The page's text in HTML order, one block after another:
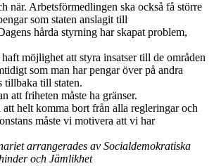
när. Arbetsförmedlingen ska också få större
som staten anslagit till
hårda styrning har skapat problem,
möjlighet att styra insatser till de områden
som man har pengar över på andra
tillbaka till staten.
att friheten måste ha gränser.
helt komma bort från alla regleringar och
måste vi motivera att vi har
arrangerades av Socialdemokratiska
och Jämlikhet